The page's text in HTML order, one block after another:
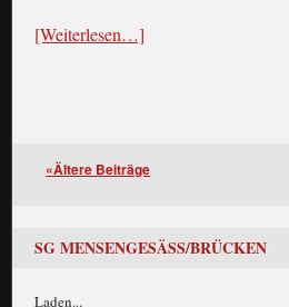
[Weiterlesen…]
«Ältere Beiträge
SG MENSENGESÄSS/BRÜCKEN
Laden...